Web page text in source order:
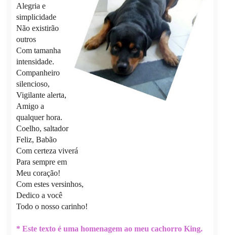
Alegria e
simplicidade
Não existirão
outros
Com tamanha
intensidade.
Companheiro
silencioso,
Vigilante alerta,
Amigo a
qualquer hora.
Coelho, saltador
Feliz, Babão
Com certeza viverá
Para sempre em
Meu coração!
Com estes versinhos,
Dedico a você
Todo o nosso carinho!
* Este texto é uma homenagem ao meu cachorro King.